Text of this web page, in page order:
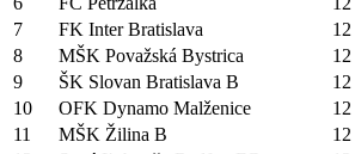
7
FK Inter Bratislava 12
8
MŠK Považská Bystrica 12
9
ŠK Slovan Bratislava B 12
10
OFK Dynamo Malženice 12
11
MŠK Žilina B 12